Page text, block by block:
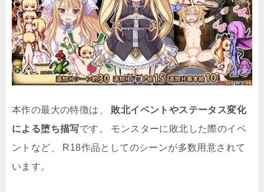
本作の最大の特徴は、 敗北イベントやステータス変化
による堕ち描写です。 モンスターに敗北した際のイベ
ントなど、 R18作品としてのシーンが多数用意されて
います。